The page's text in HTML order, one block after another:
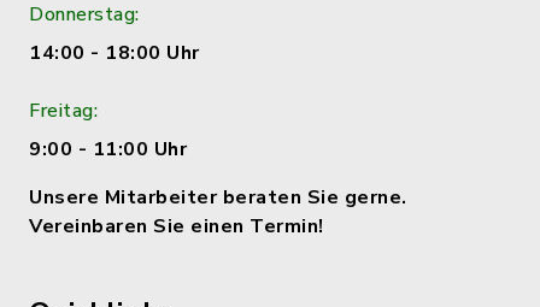
Donnerstag:
14:00 - 18:00 Uhr
Freitag:
9:00 - 11:00 Uhr
Unsere Mitarbeiter beraten Sie gerne.
Vereinbaren Sie einen Termin!